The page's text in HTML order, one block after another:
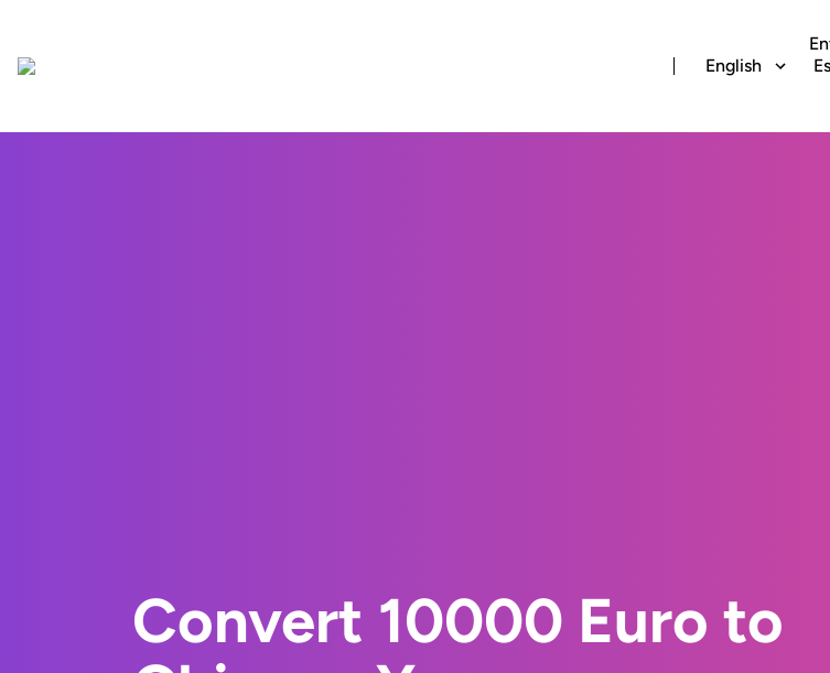
English
Convert 10000 Euro to